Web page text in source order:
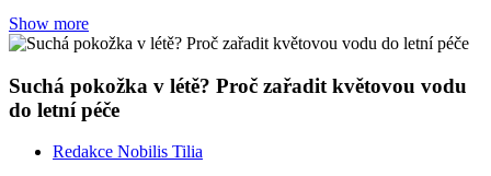
Show more
Suchá pokožka v létě? Proč zařadit květovou vodu
do letní péče
Redakce Nobilis Tilia